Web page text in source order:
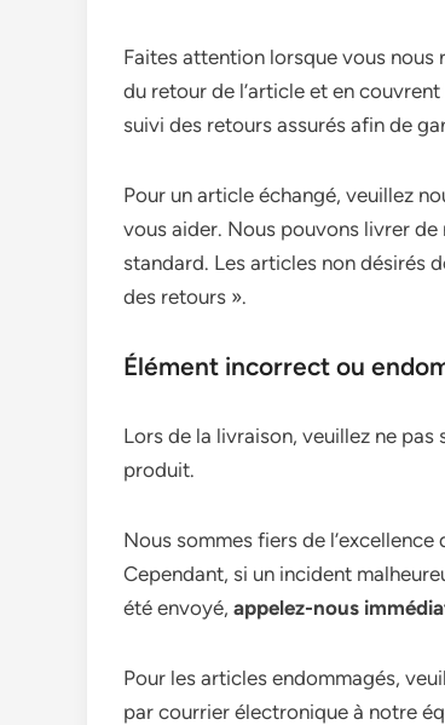
Faites attention lorsque vous nous
du retour de l’article et en
suivi des retours assurés afin de
Pour un article échangé, veuillez
vous aider. Nous pouvons livrer
standard. Les articles non désirés
des retours ».
Élément incorrect ou
Lors de la livraison, veuillez ne
produit.
Nous sommes fiers de
Cependant, si un incident
été envoyé, appelez-nous
Pour les articles endommagés,
par courrier électronique à notre